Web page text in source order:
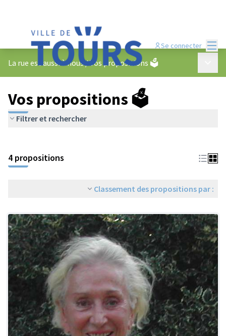
Se connecter
La rue est aussi à nous/Vos propositions 🗳️
Vos propositions 🗳️
Filtrer et rechercher
4 propositions
Classement des propositions par :